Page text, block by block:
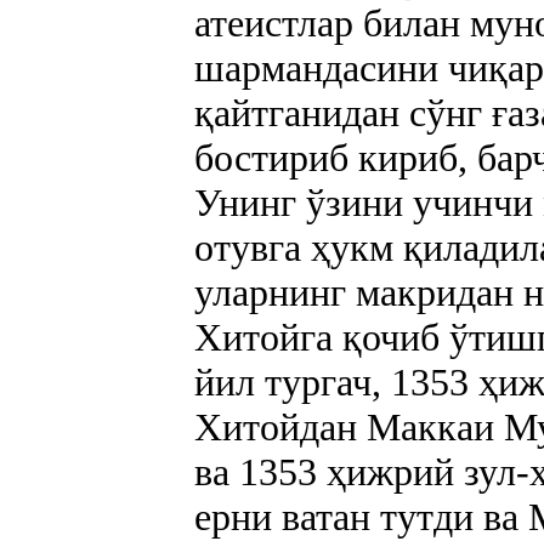
атеистлар билан
шармандасини
қайтганидан сўнг
бостириб кириб,
Унинг ўзини учинчи
отувга ҳукм
уларнинг макридан
Хитойга қочиб
йил тургач, 1353
Хитойдан Маккаи
ва 1353 ҳижрий
ерни ватан тутди